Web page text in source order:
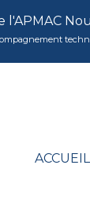
l'APMAC
ACCUEIL